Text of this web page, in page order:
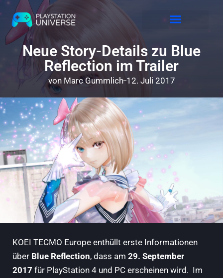
Neue Story-Details zu Blue
Reflection im Trailer
von Marc Gummlich 12. Juli 2017
KOEI TECMO Europe enthüllt erste Informationen
über Blue Reflection, dass am 29. September
2017 für PlayStation 4 und PC erscheinen wird. Im